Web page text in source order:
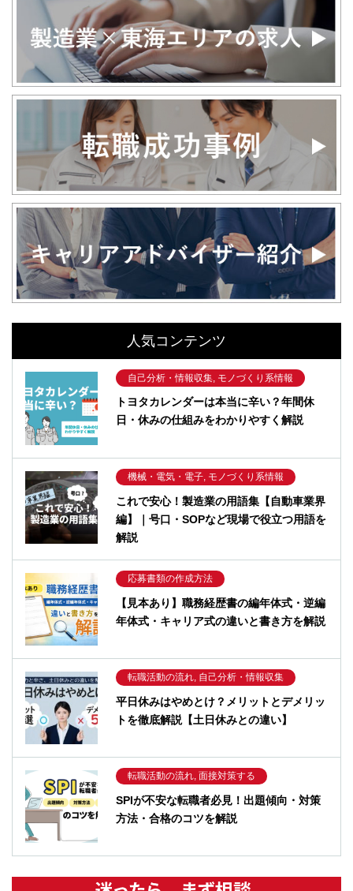
人気コンテンツ
自己分析・情報収集, モノづくり系情報
トヨタカレンダーは本当に辛い？年間休
日・休みの仕組みをわかりやすく解説
機械・電気・電子, モノづくり系情報
これで安心！製造業の用語集【自動車業界
編】｜号口・SOPなど現場で役立つ用語を
解説
応募書類の作成方法
【見本あり】職務経歴書の編年体式・逆編
年体式・キャリア式の違いと書き方を解説
転職活動の流れ, 自己分析・情報収集
平日休みはやめとけ？メリットとデメリッ
トを徹底解説【土日休みとの違い】
転職活動の流れ, 面接対策する
SPIが不安な転職者必見！出題傾向・対策
方法・合格のコツを解説